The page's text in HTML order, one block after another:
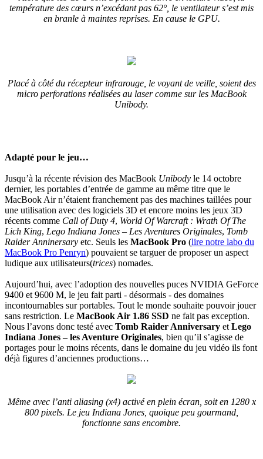
température des cœurs n’excédant pas 62°, le ventilateur s’est mis
en branle à maintes reprises. En cause le GPU.
Placé à côté du récepteur infrarouge, le voyant de veille, soient des
micro perforations réalisées au laser comme sur les MacBook
Unibody.
Adapté pour le jeu…
Jusqu’à la récente révision des MacBook Unibody le 14 octobre
dernier, les portables d’entrée de gamme au même titre que le
MacBook Air n’étaient franchement pas des machines taillées pour
une utilisation avec des logiciels 3D et encore moins les jeux 3D
récents comme Call of Duty 4, World Of Warcraft : Wrath Of The
Lich King, Lego Indiana Jones – Les Aventures Originales, Tomb
Raider Anninersary etc. Seuls les MacBook Pro (lire notre labo du
MacBook Pro Penryn) pouvaient se targuer de proposer un aspect
ludique aux utilisateurs(trices) nomades.
Aujourd’hui, avec l’adoption des nouvelles puces NVIDIA GeForce
9400 et 9600 M, le jeu fait parti - désormais - des domaines
incontournables sur portables. Tout le monde souhaite pouvoir jouer
sans restriction. Le MacBook Air 1.86 SSD ne fait pas exception.
Nous l’avons donc testé avec Tomb Raider Anniversary et Lego
Indiana Jones – les Aventure Originales, bien qu’il s’agisse de
portages pour le moins récents, dans le domaine du jeu vidéo ils font
déjà figures d’anciennes productions…
Même avec l’anti aliasing (x4) activé en plein écran, soit en 1280 x
800 pixels. Le jeu Indiana Jones, quoique peu gourmand,
fonctionne sans encombre.